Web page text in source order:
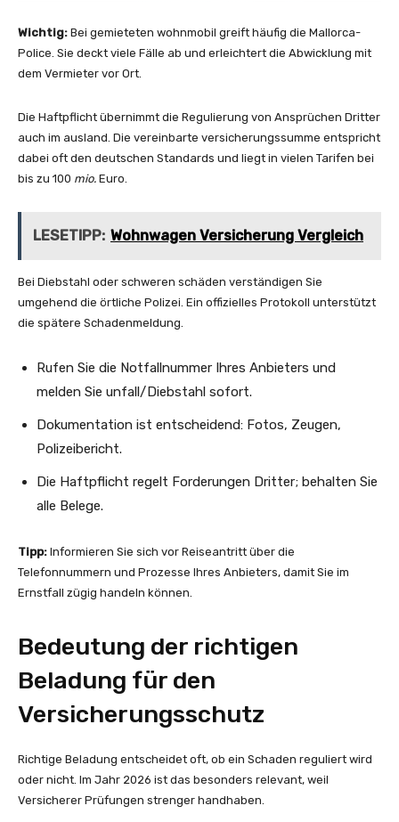
Wichtig: Bei gemieteten wohnmobil greift häufig die Mallorca-
Police. Sie deckt viele Fälle ab und erleichtert die Abwicklung mit
dem Vermieter vor Ort.
Die Haftpflicht übernimmt die Regulierung von Ansprüchen Dritter
auch im ausland. Die vereinbarte versicherungssumme entspricht
dabei oft den deutschen Standards und liegt in vielen Tarifen bei
bis zu 100 mio. Euro.
LESETIPP: Wohnwagen Versicherung Vergleich
Bei Diebstahl oder schweren schäden verständigen Sie
umgehend die örtliche Polizei. Ein offizielles Protokoll unterstützt
die spätere Schadenmeldung.
Rufen Sie die Notfallnummer Ihres Anbieters und
melden Sie unfall/Diebstahl sofort.
Dokumentation ist entscheidend: Fotos, Zeugen,
Polizeibericht.
Die Haftpflicht regelt Forderungen Dritter; behalten Sie
alle Belege.
Tipp: Informieren Sie sich vor Reiseantritt über die
Telefonnummern und Prozesse Ihres Anbieters, damit Sie im
Ernstfall zügig handeln können.
Bedeutung der richtigen
Beladung für den
Versicherungsschutz
Richtige Beladung entscheidet oft, ob ein Schaden reguliert wird
oder nicht. Im Jahr 2026 ist das besonders relevant, weil
Versicherer Prüfungen strenger handhaben.